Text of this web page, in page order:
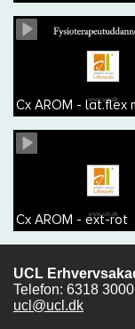
Cx AROM - lat.flex
Cx AROM - ext-rot
UCL
Telefon: 6318 3000
ucl@ucl.dk